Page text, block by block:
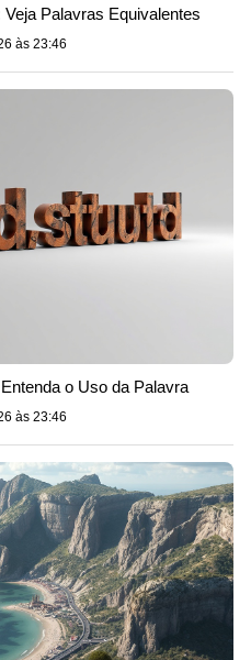
Palavras Equivalentes
às 23:46
o Uso da Palavra
às 23:46